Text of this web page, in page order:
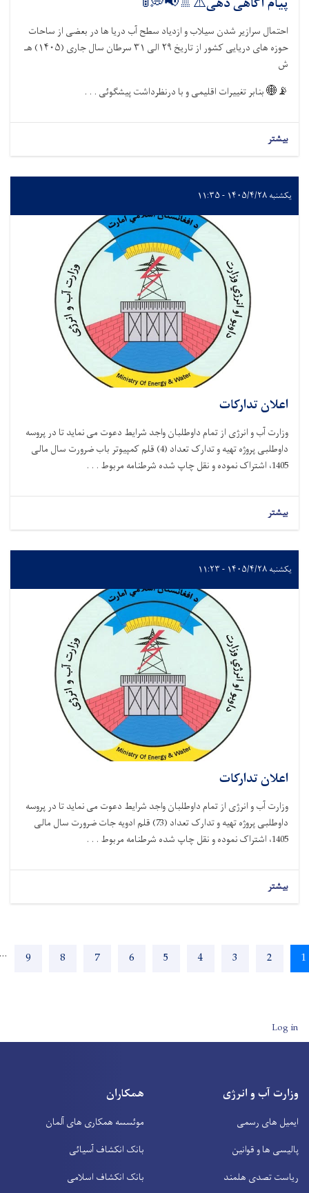
سرازیر شدن سیلاب و ازدیاد سطح آب دریا ها در بعضی از ساحات
حوزه های دریایی کشور از تاریخ ۲۹ الی ۳۱ سرطان سال جاری (۱۴۰۵) هـ
بنابر تغییرات اقلیمی و با درنظرداشت پیشگوئی . . .
تدارکات
آب و انرژی از تمام داوطلبان واجد شرایط دعوت می نماید تا در پروسه
پروژه تهیه و تدارک تعداد (4) قلم کمپیوتر باب ضرورت سال مالی
تدارکات
آب و انرژی از تمام داوطلبان واجد شرایط دعوت می نماید تا در پروسه
پروژه تهیه و تدارک تعداد (73) قلم ادویه جات ضرورت سال مالی
Page2
Page
3
Page4
Page
5
Page6
Page
7
Page
8
Page
9
User
و انرژی
رسمی
و قوانین
هلمند
همکاران
موئسسه همکاری های آلمان
بانک انکشاف آسیائی
بانک انکشاف اسلامی